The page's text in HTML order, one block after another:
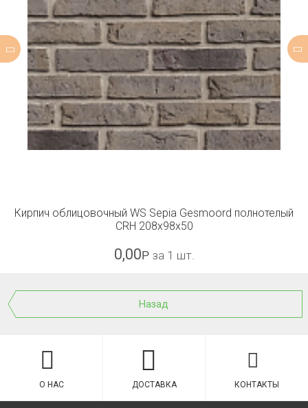
Кирпич облицовочный WS Sepia Gesmoord полнотелый
CRH 208x98x50
0,00Р за 1 шт.
Назад
О НАС ДОСТАВКА КОНТАКТЫ